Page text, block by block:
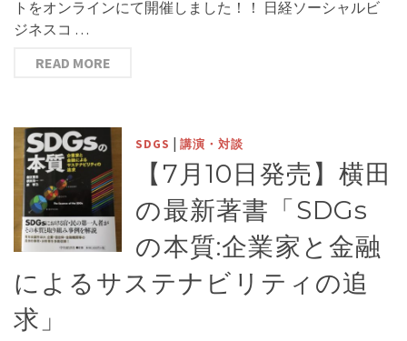
トをオンラインにて開催しました！！ 日経ソーシャルビ
ジネスコ …
READ MORE
SDGS |講演・対談
【7月10日発売】横田
の最新著書「SDGs
の本質:企業家と金融
によるサステナビリティの追
求」